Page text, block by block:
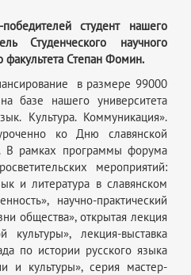
студент нашего
Студенческого научного
факультета Степан Фомин.
в размере 99000
базе нашего университета
Культура. Коммуникация».
ко Дню славянской
В рамках программы форума
мероприятий:
и литература в славянском
научно-практический
общества», открытая лекция
культуры», лекция-выставка
по истории русского языка
и культуры», серия мастер-